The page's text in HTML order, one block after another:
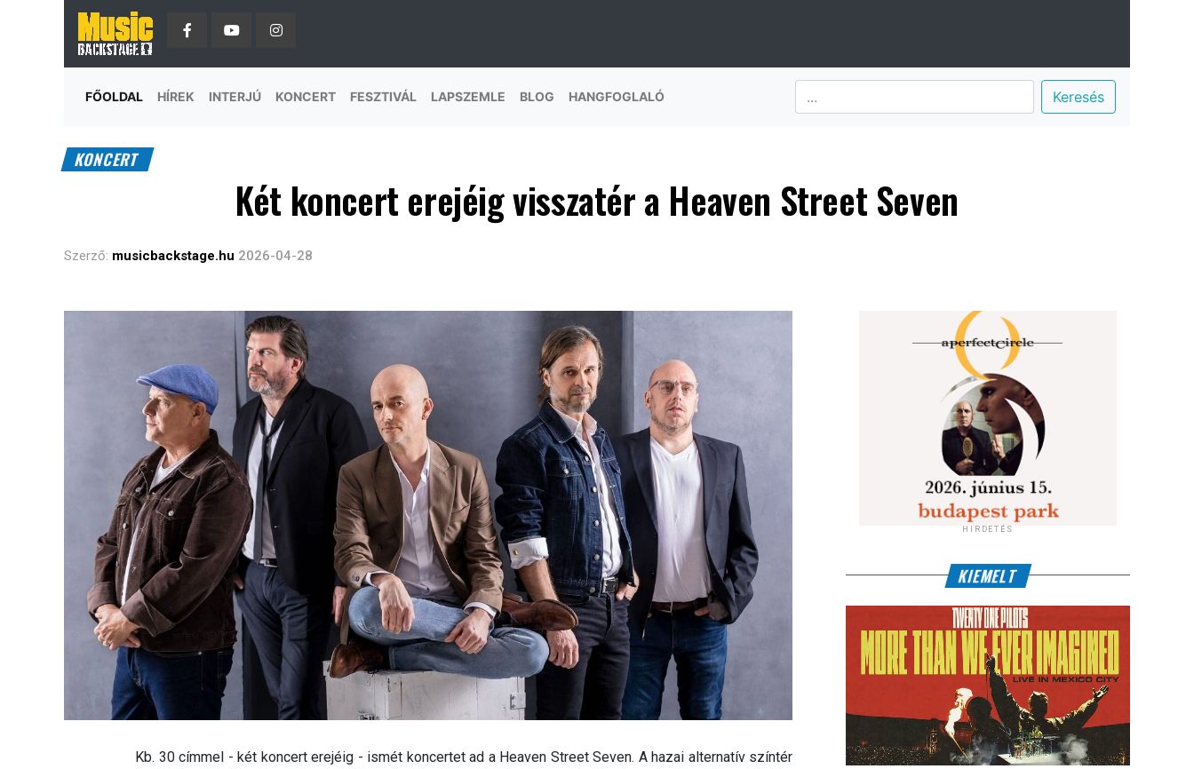
FŐOLDAL HÍREK INTERJÚ KONCERT FESZTIVÁL LAPSZEMLE BLOG HANGFOGLALÓ Keresés
KONCERT
Két koncert erejéig visszatér a Heaven Street Seven
Szerző: musicbackstage.hu 2026-04-28
Kb. 30 címmel - két koncert erejéig - ismét koncertet ad a Heaven Street Seven. A hazai alternatív színtér
HIRDETÉS
KIEMELT